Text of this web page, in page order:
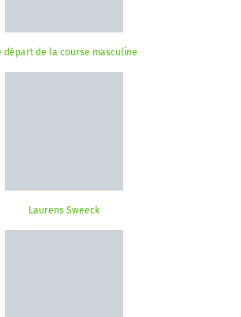
départ de la course masculine
Laurens Sweeck